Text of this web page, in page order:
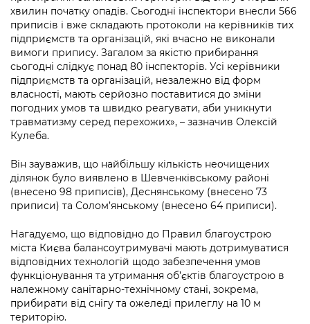
Підприємства, установи, організації
Kyiv International Relations
Річні звіти
Гендерна політика
Безбар'єрність
Портал Захисників та Захисниць
Безбар'єрність
Портал послуг
Міський застосунок Київ Цифровий
Важливе під час воєнного стану
Уряд» – місцевий рівень»
Важливе під час воєнного стану
Про відкриті дані
Портал даних Києва
Публічні дашборди
хвилин початку опадів. Сьогодні інспектори внесли 566
приписів і вже складають протоколи на керівників тих
підприємств та організацій, які вчасно не виконали
вимоги припису. Загалом за якістю прибирання
сьогодні слідкує понад 80 інспекторів. Усі керівники
підприємств та організацій, незалежно від форм
власності, мають серйозно поставитися до зміни
погодних умов та швидко реагувати, аби уникнути
травматизму серед перехожих», – зазначив Олексій
Кулеба.
Він зауважив, що найбільшу кількість неочищених
ділянок було виявлено в Шевченківському районі
(внесено 98 приписів), Деснянському (внесено 73
приписи) та Солом’янському (внесено 64 приписи).
Нагадуємо, що відповідно до Правил благоустрою
міста Києва балансоутримувачі мають дотримуватися
відповідних технологій щодо забезпечення умов
функціонування та утримання об’єктів благоустрою в
належному санітарно-технічному стані, зокрема,
прибирати від снігу та ожеледі прилеглу на 10 м
територію.